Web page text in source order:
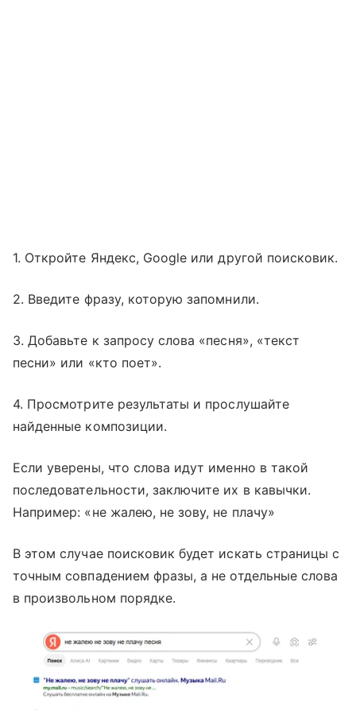
1. Откройте Яндекс, Google или другой поисковик.
2. Введите фразу, которую запомнили.
3. Добавьте к запросу слова «песня», «текст
песни» или «кто поет».
4. Просмотрите результаты и прослушайте
найденные композиции.
Если уверены, что слова идут именно в такой
последовательности, заключите их в кавычки.
Например: «не жалею, не зову, не плачу»
В этом случае поисковик будет искать страницы с
точным совпадением фразы, а не отдельные слова
в произвольном порядке.